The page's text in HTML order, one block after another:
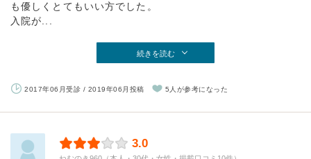
も優しくとてもいい方でした。
入院が...
続きを読む
2017年06月受診 / 2019年06月投稿 5人が参考になった
3.0